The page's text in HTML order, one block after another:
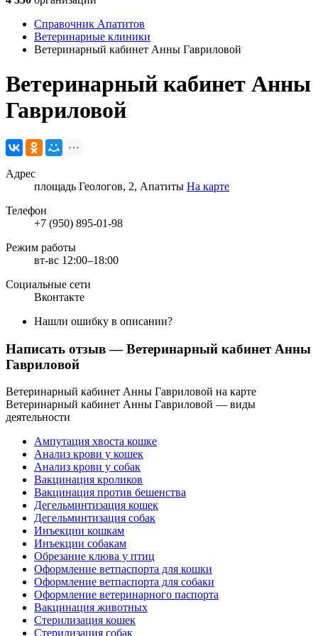
Справочник Апатитов
Ветеринарные клиники
Ветеринарный кабинет Анны Гавриловой
Ветеринарный кабинет Анны
Гавриловой
Адрес
площадь Геологов, 2, Апатиты На карте
Телефон
+7 (950) 895-01-98
Режим работы
вт-вс 12:00–18:00
Социальные сети
Вконтакте
Нашли ошибку в описании?
Написать отзыв— Ветеринарный кабинет Анны
Гавриловой
Ветеринарный кабинет Анны Гавриловой на карте
Ветеринарный кабинет Анны Гавриловой — виды
деятельности
Ампутация хвоста кошке
Анализ крови у кошек
Анализ крови у собак
Вакцинация кроликов
Вакцинация против бешенства
Дегельминтизация кошек
Дегельминтизация собак
Инъекции кошкам
Инъекции собакам
Обрезание клюва у птиц
Оформление ветпаспорта для кошки
Оформление ветпаспорта для собаки
Оформление ветеринарного паспорта
Вакцинация животных
Стерилизация кошек
Стерилизация собак